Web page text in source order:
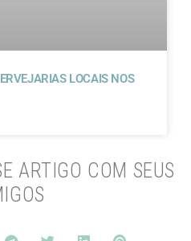
LOCAIS NOS
ARTIGO COM SEUS